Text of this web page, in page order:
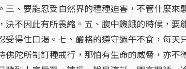
三、要能忍受自然界的種種迫害，不管什麼來
決不因此有所畏縮。五、腹中饑餓的時候，要
受得住口渴。七、嚴格的遵守過午不食，每天
佛陀所制訂種戒行，那怕有生命的威脅，亦不